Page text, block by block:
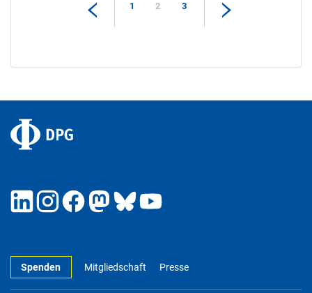
1 2 3
Spenden Mitgliedschaft Presse